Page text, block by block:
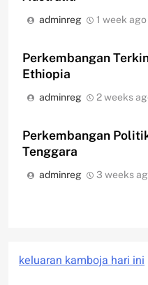
adminreg 1 week ago
Perkembangan
Ethiopia
adminreg 2 weeks
Perkembangan
Tenggara
adminreg 3 weeks
keluaran kamboja hari ini